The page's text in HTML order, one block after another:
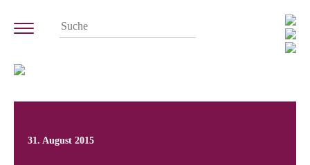
31. August 2015